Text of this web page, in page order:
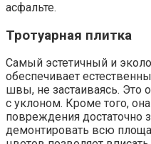
асфальте.
Тротуарная плитка
Самый эстетичный и
обеспечивает
швы, не застаиваясь. Это
с уклоном. Кроме того,
повреждения достаточно
демонтировать всю